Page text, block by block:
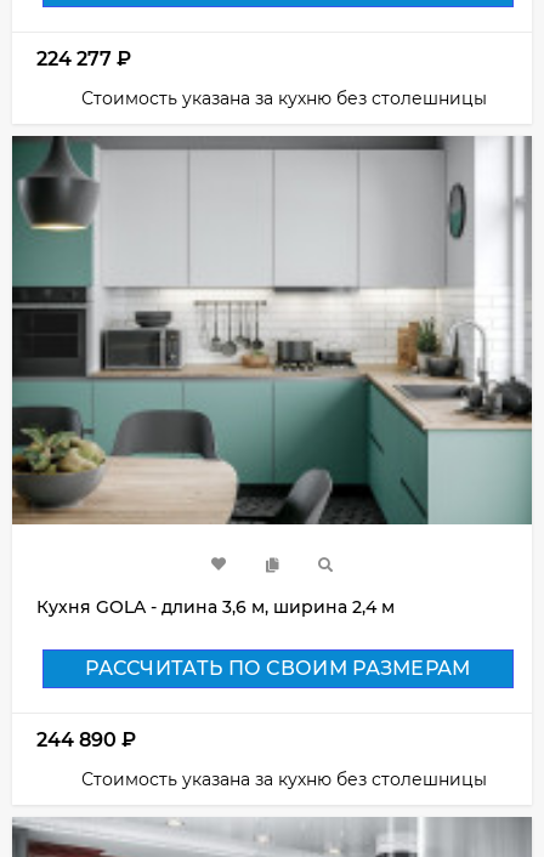
224 277 ₽
Стоимость указана за кухню без столешницы
Кухня GOLA - длина 3,6 м, ширина 2,4 м
РАССЧИТАТЬ ПО СВОИМ РАЗМЕРАМ
244 890 ₽
Стоимость указана за кухню без столешницы